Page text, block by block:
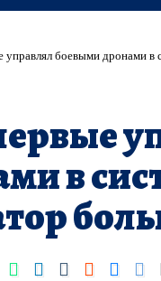
управлял боевыми дронами
в